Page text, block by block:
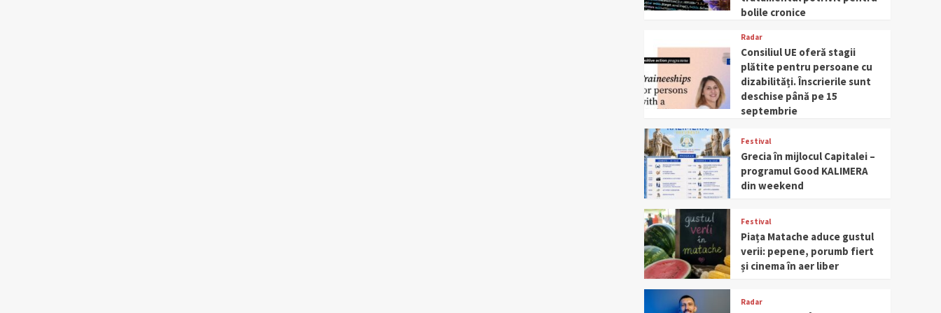
bolile cronice
Radar
Consiliul UE oferă stagii
plătite pentru persoane cu
dizabilități. Înscrierile sunt
deschise până pe 15
septembrie
Festival
Grecia în mijlocul Capitalei –
programul Good KALIMERA
din weekend
Festival
Piața Matache aduce gustul
verii: pepene, porumb fiert
și cinema în aer liber
Radar